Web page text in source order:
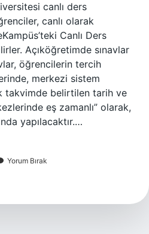
canlı ders
canlı olarak
Canlı Ders
Açıköğretimde sınavlar
öğrencilerin tercih
merkezi sistem
takvimde belirtilen tarih ve
eş zamanlı” olarak,
yapılacaktır.…
Yorum Bırak